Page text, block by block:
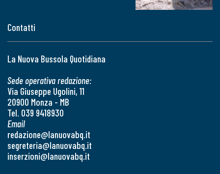
Contatti
La Nuova Bussola Quotidiana
Sede operativa redazione:
Via Giuseppe Ugolini, 11
20900 Monza - MB
Tel. 039 9418930
Email
redazione@lanuovabq.it
segreteria@lanuovabq.it
inserzioni@lanuovabq.it